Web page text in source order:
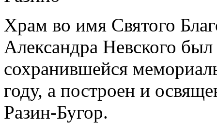
Храм во имя Святого
Александра Невского
сохранившейся
году, а построен и
Разин-Бугор.